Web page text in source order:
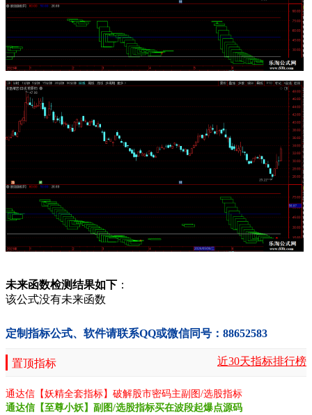
未来函数检测结果如下 ：
该公式没有未来函数
定制指标公式、软件请联系QQ或微信同号：88652583
置顶指标 近30天指标排行榜
通达信【妖精全套指标】破解股市密码主副图/选股指标
通达信【至尊小妖】副图/选股指标买在波段起爆点源码